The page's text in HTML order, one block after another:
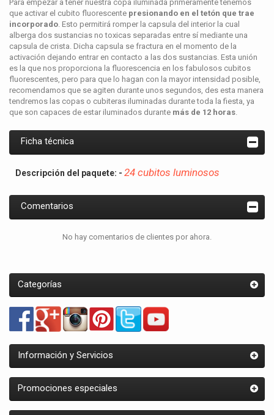
Para empezar a tener nuestra copa iluminada primeramente tenemos
que activar el cubito fluorescente presionando en el tetón que trae
incorporado. Esto permitirá romper la capsula del interior la cual
alberga dos sustancias no toxicas separadas entre sí mediante una
capsula de crista. Dicha capsula se fractura en el momento de la
activación dejando entrar en contacto a las dos sustancias. Esta unión
es la que nos proporciona la fluorescencia en los fabulosos cubitos
fluorescentes, pero para que lo hagan con la mayor intensidad posible,
recomendamos que se agiten durante unos segundos, des esta manera
tendremos las copas o cubiteras iluminadas durante toda la fiesta, ya
que son capaces de estar iluminados durante más de 12 horas.
Ficha técnica
Descripción del paquete: - 24 cubitos luminosos
Comentarios
No hay comentarios de clientes por ahora.
Categorías
Información y Servicios
Promociones especiales